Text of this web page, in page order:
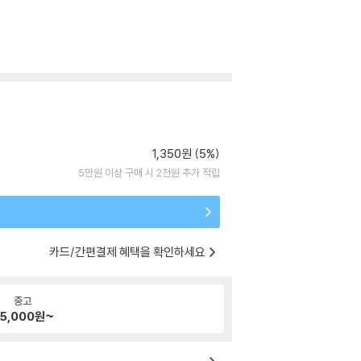
1,350원 (5%)
5만원 이상 구매 시 2천원 추가 적립
카드/간편결제 혜택을 확인하세요
중고
원~